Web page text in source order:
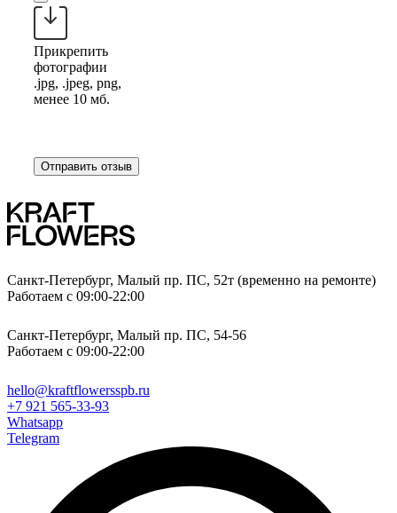
Прикрепить
фотографии
.jpg, .jpeg, png,
менее 10 мб.
Отправить отзыв
Санкт-Петербург, Малый пр. ПС, 52т (временно на ремонте)
Работаем с 09:00-22:00
Санкт-Петербург, Малый пр. ПС, 54-56
Работаем с 09:00-22:00
hello@kraftflowersspb.ru
+7 921 565-33-93
Whatsapp
Telegram